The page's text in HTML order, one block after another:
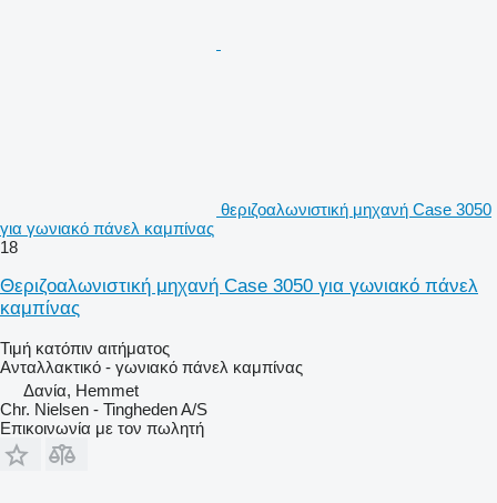
θεριζοαλωνιστική μηχανή Case 3050
για γωνιακό πάνελ καμπίνας
18
Θεριζοαλωνιστική μηχανή Case 3050 για γωνιακό πάνελ
καμπίνας
Τιμή κατόπιν αιτήματος
Ανταλλακτικό - γωνιακό πάνελ καμπίνας
Δανία, Hemmet
Chr. Nielsen - Tingheden A/S
Επικοινωνία με τον πωλητή